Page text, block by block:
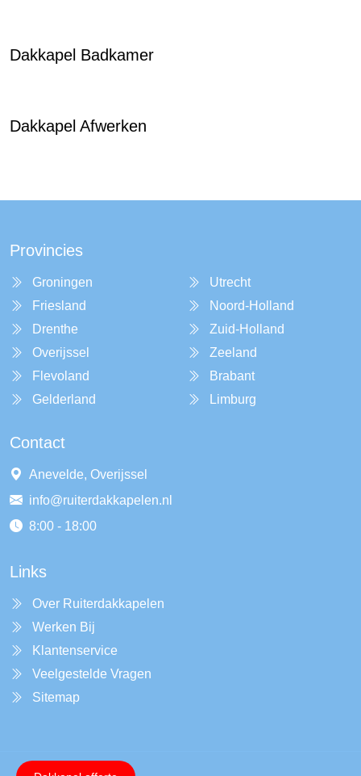
Dakkapel Badkamer
Dakkapel Afwerken
Provincies
Groningen
Friesland
Drenthe
Overijssel
Flevoland
Gelderland
Utrecht
Noord-Holland
Zuid-Holland
Zeeland
Brabant
Limburg
Contact
Anevelde, Overijssel
info@ruiterdakkapelen.nl
8:00 - 18:00
Links
Over Ruiterdakkapelen
Werken Bij
Klantenservice
Veelgestelde Vragen
Sitemap